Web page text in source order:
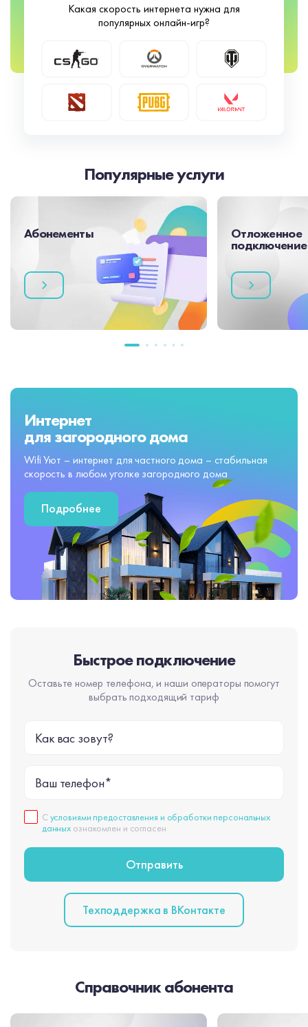
Какая скорость интернета нужна для
популярных онлайн-игр?
Популярные услуги
Абонементы Отложенное
подключение
Интернет
для загородного дома
Wifi Уют – интернет для частного дома – стабильная
скорость в любом уголке загородного дома
Подробнее
Быстрое подключение
Оставьте номер телефона, и наши операторы помогут
выбрать подходящий тариф
Как вас зовут?
Ваш телефон*
Сусловиями предоставления и обработки персональных
данных ознакомлен и согласен
Техподдержка в BКонтакте
Справочник абонента